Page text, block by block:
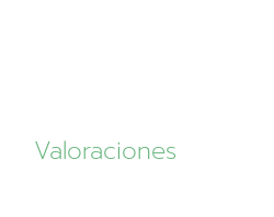
Valoraciones